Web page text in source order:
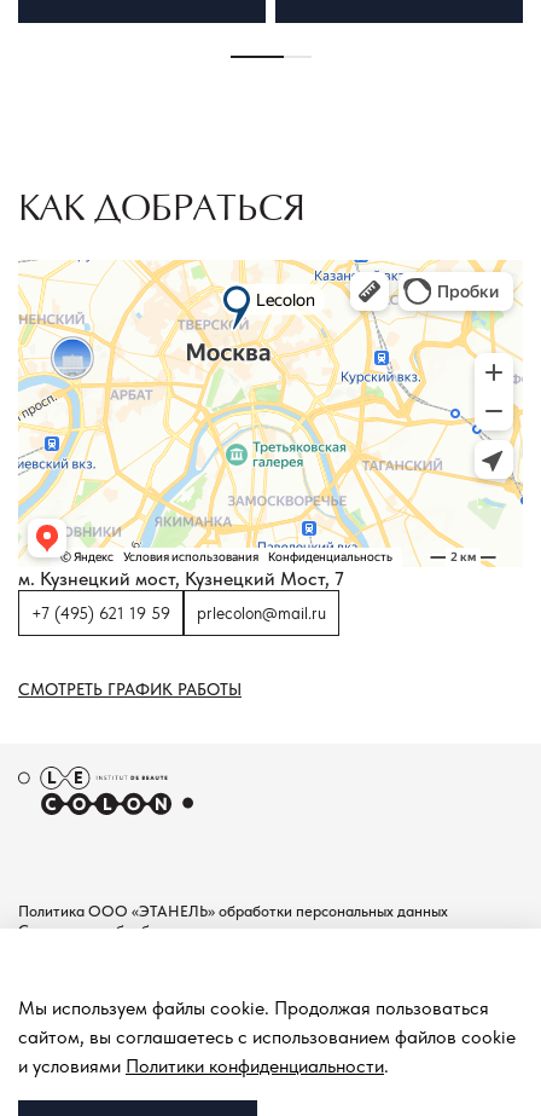
м. Кузнецкий мост, Кузнецкий Мост, 7
+7 (495) 621 19 59 prlecolon@mail.ru
СМОТРЕТЬ ГРАФИК РАБОТЫ
КАК ДОБРАТЬСЯ
Политика ООО «ЭТАНЕЛЬ» обработки персональных данных
Согласие на обработку персональных данных
Контакты
Покупателям
Мы используем файлы cookie. Продолжая пользоваться
сайтом, вы соглашаетесь с использованием файлов cookie
и условиями Политики конфиденциальности.